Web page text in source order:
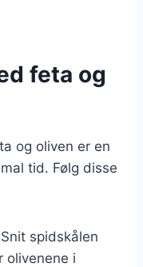
feta og
og oliven er en
tid. Følg disse
spidskålen
olivenene i